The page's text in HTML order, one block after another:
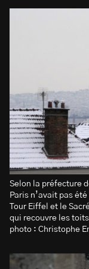
Selon la préfecture
Paris n’avait pas
Tour Eiffel et le
qui recouvre les
photo : Christophe